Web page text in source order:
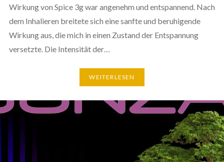
Wirkung von Spice 3g war angenehm und entspannend. Nach
dem Inhalieren breitete sich eine sanfte und beruhigende
Wirkung aus, die mich in einen Zustand der Entspannung
versetzte. Die Intensität der…
WEITERLESEN